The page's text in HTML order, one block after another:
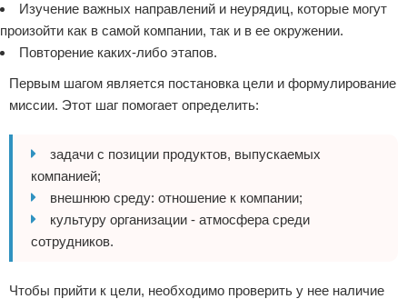
Изучение важных направлений и неурядиц, которые могут
произойти как в самой компании, так и в ее окружении.
Повторение каких-либо этапов.
Первым шагом является постановка цели и формулирование
миссии. Этот шаг помогает определить:
задачи с позиции продуктов, выпускаемых
компанией;
внешнюю среду: отношение к компании;
культуру организации - атмосфера среди
сотрудников.
Чтобы прийти к цели, необходимо проверить у нее наличие